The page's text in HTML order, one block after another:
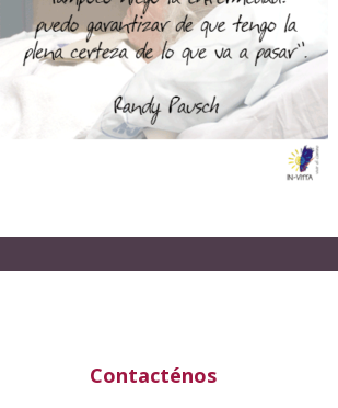
Contacténos